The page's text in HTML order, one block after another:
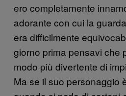
ero completamente
adorante con cui la
era difficilmente
giorno prima pensavi che
modo più divertente di
Ma se il suo personaggio